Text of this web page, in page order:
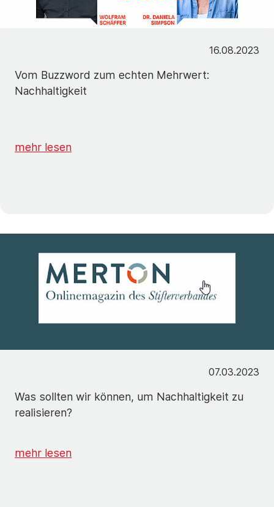
16.08.2023
Vom Buzzword zum echten Mehrwert:
Nachhaltigkeit
mehr lesen
07.03.2023
Was sollten wir können, um Nachhaltigkeit zu
realisieren?
mehr lesen